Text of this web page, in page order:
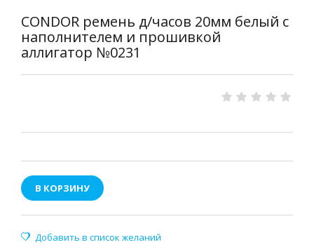
CONDOR ремень д/часов 20мм белый с
наполнителем и прошивкой
аллигатор №0231
В КОРЗИНУ